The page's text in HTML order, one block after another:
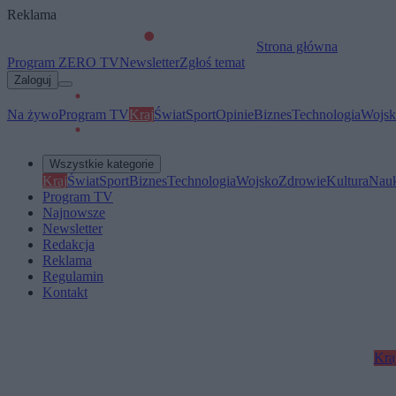
Reklama
Strona główna
Program ZERO TVNewsletterZgłoś temat
Zaloguj
Na żywoProgram TVKrajŚwiatSportOpinieBiznesTechnologia
Wszystkie kategorie
KrajŚwiatSportBiznesTechnologiaWojskoZdrowieKultura
Program TV
Najnowsze
Newsletter
Redakcja
Reklama
Regulamin
Kontakt